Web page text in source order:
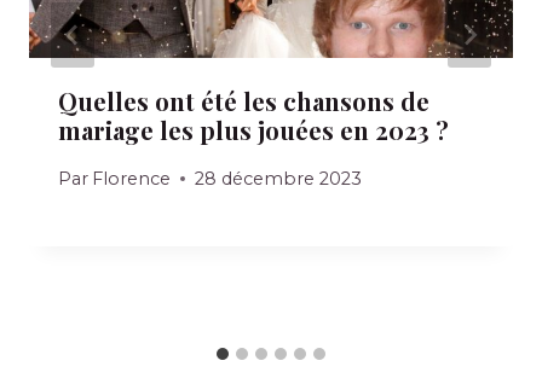
Quelles ont été les chansons de
mariage les plus jouées en 2023 ?
Par Florence 28 décembre 2023